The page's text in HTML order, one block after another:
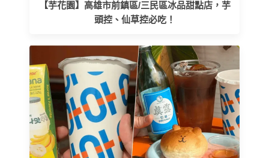
【芋花園】高雄市前鎮區/三民區冰品甜點店，芋
頭控、仙草控必吃！